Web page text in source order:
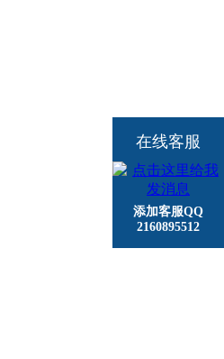
在线客服
添加客服QQ
2160895512